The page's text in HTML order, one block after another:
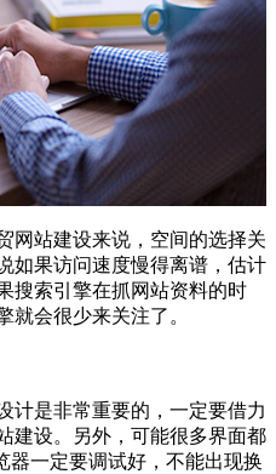
网站建设来说，空间的选择关
如果访问速度慢得离谱，估计
搜索引擎在抓网站资料的时
就会很少来关注了。
计是非常重要的，一定要借力
建设。另外，可能很多界面都
器一定要调试好，不能出现换